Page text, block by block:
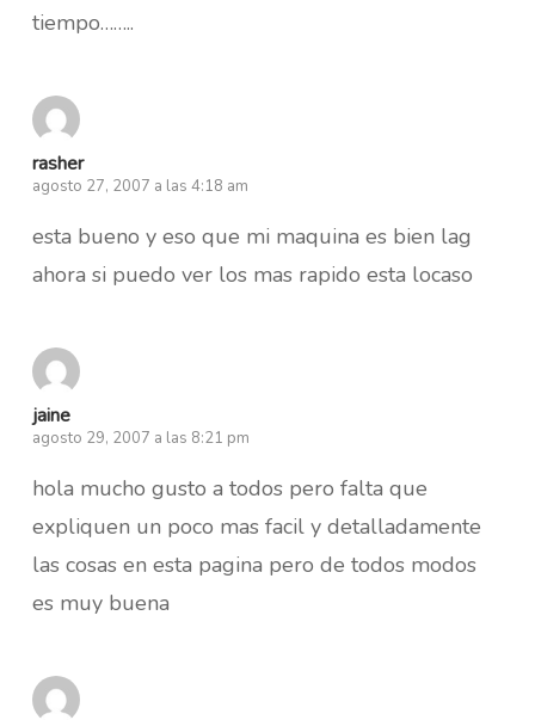
tiempo……..
rasher
agosto 27, 2007 a las 4:18 am
esta bueno y eso que mi maquina es bien lag
ahora si puedo ver los mas rapido esta locaso
jaine
agosto 29, 2007 a las 8:21 pm
hola mucho gusto a todos pero falta que
expliquen un poco mas facil y detalladamente
las cosas en esta pagina pero de todos modos
es muy buena